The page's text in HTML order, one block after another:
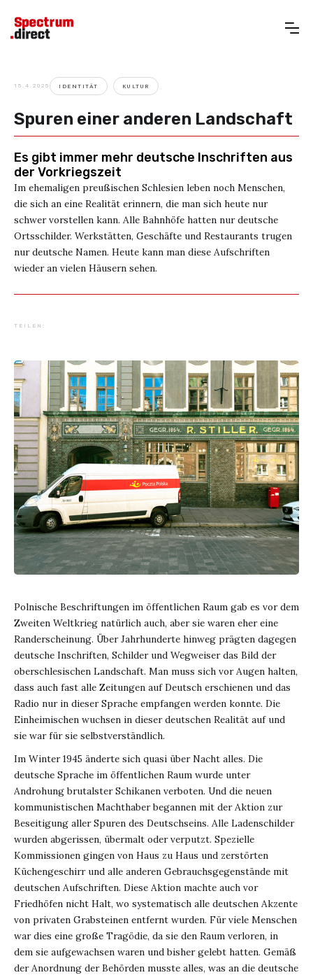
15.4.2025 IDENTITÄT KULTUR
Spuren einer anderen Landschaft
Es gibt immer mehr deutsche Inschriften aus
der Vorkriegszeit
Im ehemaligen preußischen Schlesien leben noch Menschen,
die sich an eine Realität erinnern, die man sich heute nur
schwer vorstellen kann. Alle Bahnhöfe hatten nur deutsche
Ortsschilder. Werkstätten, Geschäfte und Restaurants trugen
nur deutsche Namen. Heute kann man diese Aufschriften
wieder an vielen Häusern sehen.
TEILEN:
Polnische Beschriftungen im öffentlichen Raum gab es vor dem
Zweiten Weltkrieg natürlich auch, aber sie waren eher eine
Randerscheinung. Über Jahrhunderte hinweg prägten dagegen
deutsche Inschriften, Schilder und Wegweiser das Bild der
oberschlesischen Landschaft. Man muss sich vor Augen halten,
dass auch fast alle Zeitungen auf Deutsch erschienen und das
Radio nur in dieser Sprache empfangen werden konnte. Die
Einheimischen wuchsen in dieser deutschen Realität auf und
sie war für sie selbstverständlich.
Im Winter 1945 änderte sich quasi über Nacht alles. Die
deutsche Sprache im öffentlichen Raum wurde unter
Androhung brutalster Schikanen verboten. Und die neuen
kommunistischen Machthaber begannen mit der Aktion zur
Beseitigung aller Spuren des Deutschseins. Alle Ladenschilder
wurden abgerissen, übermalt oder verputzt. Spezielle
Kommissionen gingen von Haus zu Haus und zerstörten
Küchengeschirr und alle anderen Gebrauchsgegenstände mit
deutschen Aufschriften. Diese Aktion machte auch vor
Friedhöfen nicht Halt, wo systematisch alle deutschen Akzente
von privaten Grabsteinen entfernt wurden. Für viele Menschen
war dies eine große Tragödie, da sie den Raum verloren, in
dem sie aufgewachsen waren und bisher gelebt hatten. Gemäß
der Anordnung der Behörden musste alles, was an die deutsche